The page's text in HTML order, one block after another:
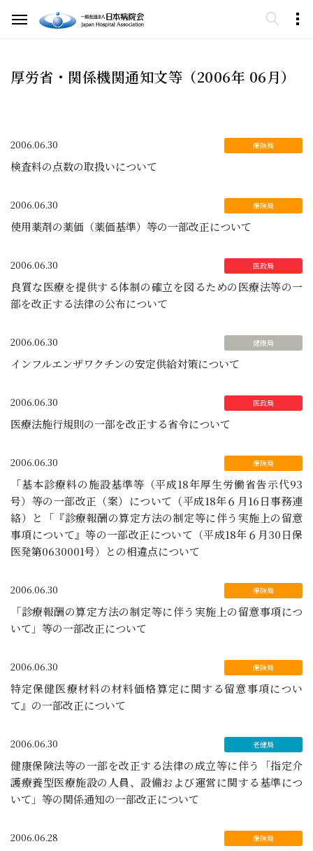
厚労省・関係機関通知文等（2006年 06月）
2006.06.30
検査料の点数の取扱いについて
2006.06.30
使用薬剤の薬価（薬価基準）等の一部改正について
2006.06.30
良質な医療を提供する体制の確立を図るための医療法等の一
部を改正する法律の公布について
2006.06.30
インフルエンザワクチンの安定供給対策について
2006.06.30
医療法施行規則の一部を改正する省令について
2006.06.30
「基本診療料の施設基準等（平成18年厚生労働省告示代93
号）等の一部改正（案）について（平成18年６月16日事務連
絡）と「『診療報酬の算定方法の制定等に伴う実施上の留意
事項について』等の一部改正について（平成18年６月30日保
医発第0630001号）との相違点について
2006.06.30
「診療報酬の算定方法の制定等に伴う実施上の留意事項につ
いて」等の一部改正について
2006.06.30
特定保健医療材料の材料価格算定に関する留意事項につい
て』の一部改正について
2006.06.30
健康保険法等の一部を改正する法律の成立等に伴う「指定介
護療養型医療施設の人員、設備および運営に関する基準につ
いて」等の関係通知の一部改正について
2006.06.28